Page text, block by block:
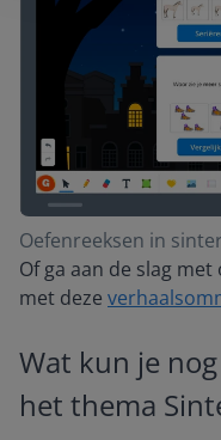
Oefenreeksen in
Of ga aan de slag
met deze
Wat kun je
het thema